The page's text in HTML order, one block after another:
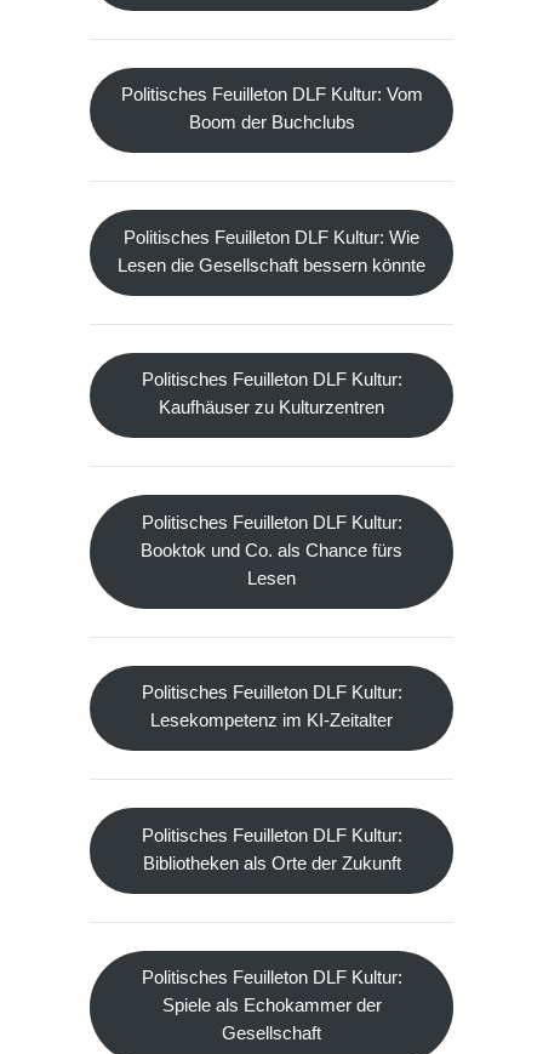
Politisches Feuilleton DLF Kultur: Vom
Boom der Buchclubs
Politisches Feuilleton DLF Kultur: Wie
Lesen die Gesellschaft bessern könnte
Politisches Feuilleton DLF Kultur:
Kaufhäuser zu Kulturzentren
Politisches Feuilleton DLF Kultur:
Booktok und Co. als Chance fürs
Lesen
Politisches Feuilleton DLF Kultur:
Lesekompetenz im KI-Zeitalter
Politisches Feuilleton DLF Kultur:
Bibliotheken als Orte der Zukunft
Politisches Feuilleton DLF Kultur:
Spiele als Echokammer der
Gesellschaft